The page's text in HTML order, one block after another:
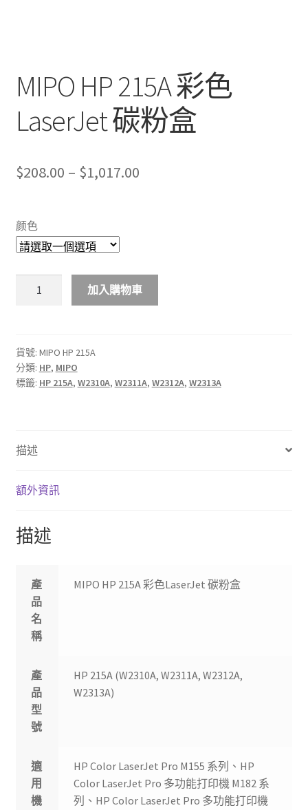
MIPO HP 215A 彩色
LaserJet 碳粉盒
$208.00 – $1,017.00Price
$1,017.00
颜色
色
LaserJet
碳
量
加入購物車
貨號: MIPO HP 215A
分類: HP, MIPO
標籤: HP 215A, W2310A, W2311A, W2312A, W2313A
描述
額外資訊
描述
產
品
名
稱
MIPO HP 215A 彩色LaserJet 碳粉盒
產
品
型
號
HP 215A (W2310A, W2311A, W2312A,
W2313A)
適
用
機
HP Color LaserJet Pro M155 系列、HP
Color LaserJet Pro 多功能打印機 M182 系
列、HP Color LaserJet Pro 多功能打印機